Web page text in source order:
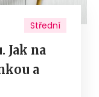
Střední
Jak na
a